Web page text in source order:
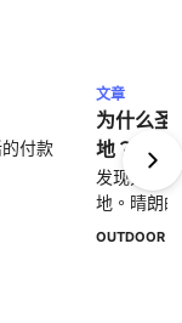
付款
文章
为什么圣
地？
发现为什
地。晴朗
OUTDOOR